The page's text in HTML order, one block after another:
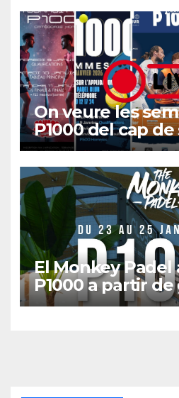
On veure les
P1000 del cap
El Monkey Padel
P1000 a partir